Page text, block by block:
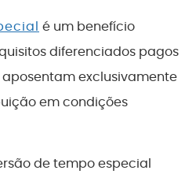
é um benefício
diferenciados pagos
exclusivamente
em condições
de tempo especial